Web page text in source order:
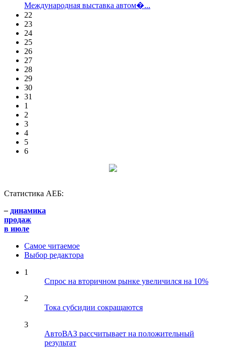
Международная выставка автом�...
22
23
24
25
26
27
28
29
30
31
1
2
3
4
5
6
Статистика АЕБ:
– динамика
продаж
в июле
Самое читаемое
Выбор редактора
1
Спрос на вторичном рынке увеличился на 10%
2
Тока субсидии сокращаются
3
АвтоВАЗ рассчитывает на положительный
результат